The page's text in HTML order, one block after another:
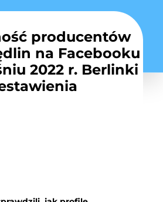
producentów
na Facebooku
2022 r. Berlinki